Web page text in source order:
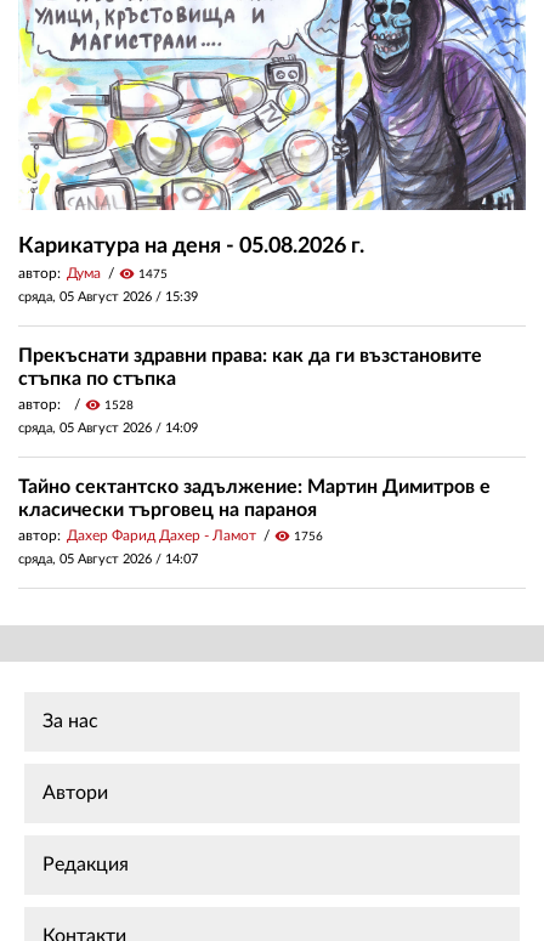
Карикатура на деня - 05.08.2026 г.
автор: Дума visibility 1475
сряда, 05 Август 2026 / 15:39
Прекъснати здравни права: как да ги възстановите
стъпка по стъпка
автор: visibility 1528
сряда, 05 Август 2026 / 14:09
Тайно сектантско задължение: Мартин Димитров е
класически търговец на параноя
автор: Дахер Фарид Дахер - Ламот visibility 1756
сряда, 05 Август 2026 / 14:07
За нас
Автори
Редакция
Контакти